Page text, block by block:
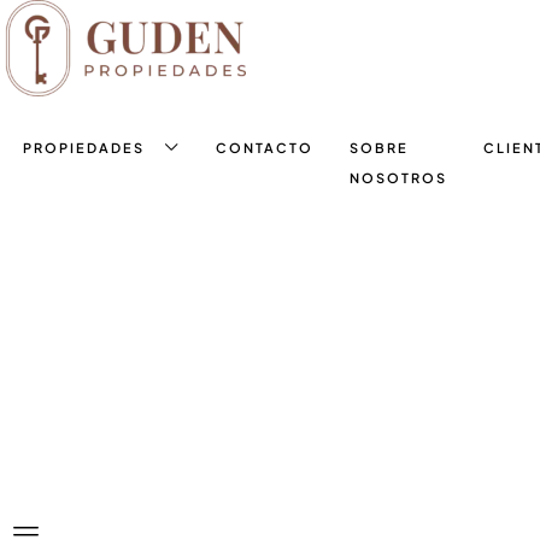
PROPIEDADES CONTACTO
SOBRE
NOSOTROS